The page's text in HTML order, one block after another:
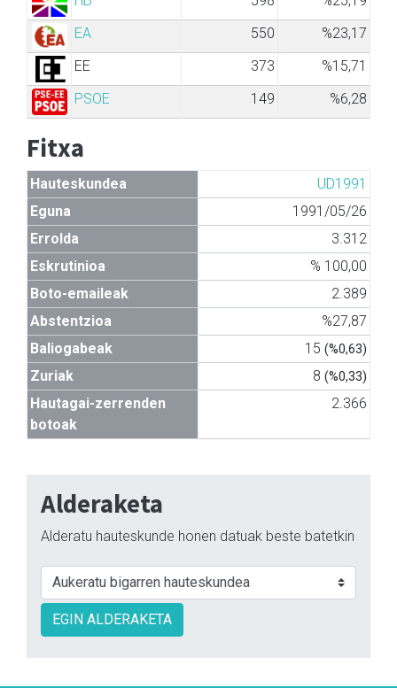
EA
550
%23,17
EE
373
%15,71
PSOE
149 %6,28
Fitxa
Hauteskundea
UD1991
Eguna
1991/05/26
Errolda
3.312
Eskrutinioa
% 100,00
Boto-emaileak
2.389
Abstentzioa
%27,87
Baliogabeak
15 (%0,63)
Zuriak 8 (%0,33)
Hautagai-zerrenden
botoak
2.366
Alderaketa
Alderatu hauteskunde honen datuak beste batetkin
EGIN ALDERAKETA